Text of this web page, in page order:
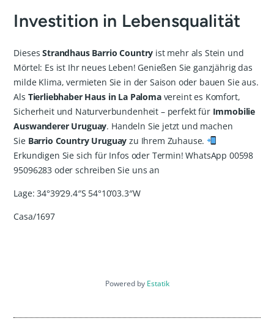
Investition in Lebensqualität
DiesesStrandhaus Barrio Country ist mehr als Stein und
Mörtel: Es ist Ihr neues Leben! Genießen Sie ganzjährig das
milde Klima, vermieten Sie in der Saison oder bauen Sie aus.
Als Tierliebhaber Haus in La Palomavereint es Komfort,
Sicherheit und Naturverbundenheit – perfekt für Immobilie
Auswanderer Uruguay. Handeln Sie jetzt und machen
Sie Barrio Country Uruguay zu Ihrem Zuhause.
Erkundigen Sie sich für Infos oder Termin! WhatsApp 00598
95096283 oder schreiben Sie uns an
Lage: 34°39’29.4″S 54°10’03.3″W
Casa/1697
Powered by Estatik